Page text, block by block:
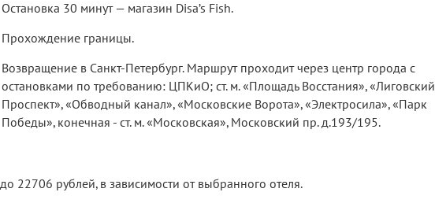
Остановка 30 минут — магазин Disa’s Fish.
Прохождение границы.
Возвращение в Санкт-Петербург. Маршрут проходит через центр города с
остановками по требованию: ЦПКиО; ст. м. «Площадь Восстания», «Лиговский
Проспект», «Обводный канал», «Московские Ворота», «Электросила», «Парк
Победы», конечная - ст. м. «Московская», Московский пр. д.193/195.
22706 рублей, в зависимости от выбранного отеля.